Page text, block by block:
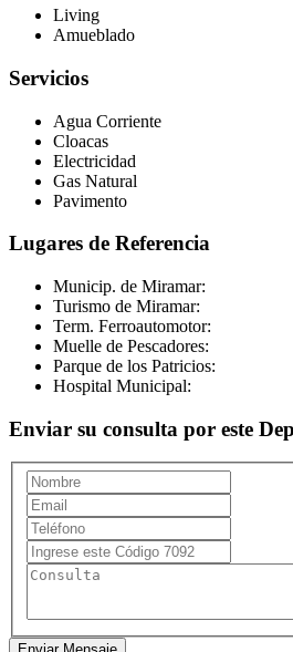
Living
Amueblado
Servicios
Agua Corriente
Cloacas
Electricidad
Gas Natural
Pavimento
Lugares de Referencia
Municip. de Miramar:
Turismo de Miramar:
Term. Ferroautomotor:
Muelle de Pescadores:
Parque de los Patricios:
Hospital Municipal:
Enviar su consulta por este